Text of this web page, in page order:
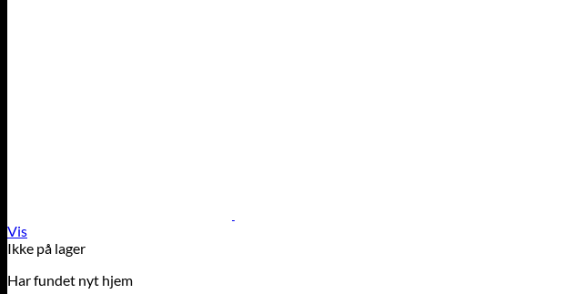
Vis
Ikke på lager
Har fundet nyt hjem